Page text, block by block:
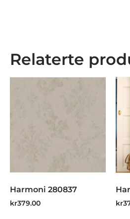
Relaterte
Harmoni 280837
kr379.00 kr